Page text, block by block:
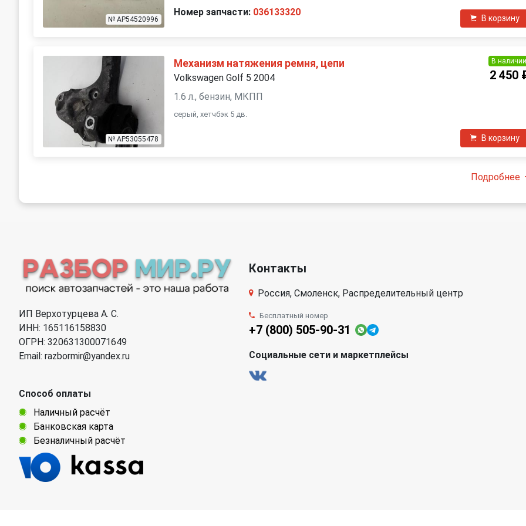
№ AP54520996
Номер запчасти: 036133320
В корзину
№ AP53055478
Механизм натяжения ремня, цепи
Volkswagen Golf 5 2004
1.6 л., бензин, МКПП
серый, хетчбэк 5 дв.
В
2 450
В корзину
Подробнее
ИП Верхотурцева А. С.
ИНН: 165116158830
ОГРН: 320631300071649
Email: razbormir@yandex.ru
Способ оплаты
Наличный расчёт
Банковская карта
Безналичный расчёт
Контакты
Россия, Смоленск, Распределительный центр
Бесплатный номер
+7 (800) 505-90-31
Социальные сети и маркетплейсы